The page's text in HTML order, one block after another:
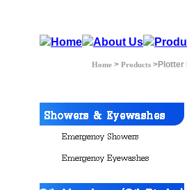
Home > Products >Plotter